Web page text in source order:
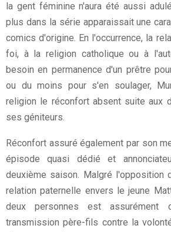
la gent féminine n'aura été aussi
plus dans la série apparaissait une
comics d'origine. En l'occurrence, la
foi, à la religion catholique ou à
besoin en permanence d'un prêtre
ou du moins pour s'en soulager,
religion le réconfort absent suite aux
ses géniteurs.
Réconfort assuré également par son
épisode quasi dédié et
deuxième saison. Malgré l'opposition
relation paternelle envers le jeune
deux personnes est
transmission père-fils contre la